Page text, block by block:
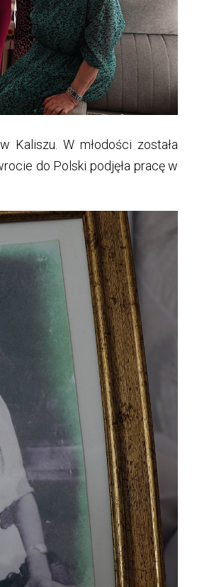
Kaliszu. W młodości została
do Polski podjęła pracę w